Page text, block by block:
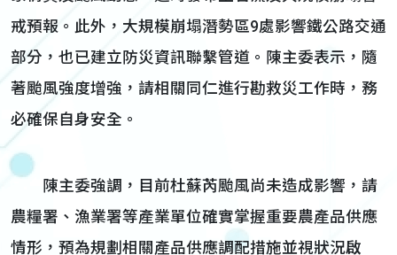
戒預報。此外，大規模崩塌潛勢區9處影響鐵公路交通
部分，也已建立防災資訊聯繫管道。陳主委表示，隨
著颱風強度增強，請相關同仁進行勘救災工作時，務
必確保自身安全。
陳主委強調，目前杜蘇芮颱風尚未造成影響，請
農糧署、漁業署等產業單位確實掌握重要農產品供應
情形，預為規劃相關產品供應調配措施並視狀況啟